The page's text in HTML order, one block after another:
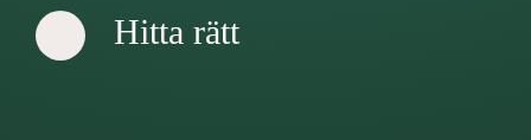
Hitta rätt